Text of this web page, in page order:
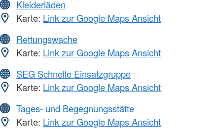
Kleiderläden
Karte: Link zur Google Maps Ansicht
Rettungswache
Karte: Link zur Google Maps Ansicht
SEG Schnelle Einsatzgruppe
Karte: Link zur Google Maps Ansicht
Tages- und Begegnungsstätte
Karte: Link zur Google Maps Ansicht